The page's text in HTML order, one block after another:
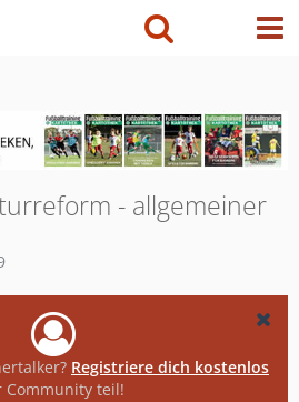
- allgemeiner
Registriere dich kostenlos
teil!